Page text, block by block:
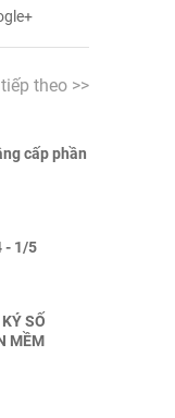
theo >>
cấp phần
- 1/5
SỐ
MỀM